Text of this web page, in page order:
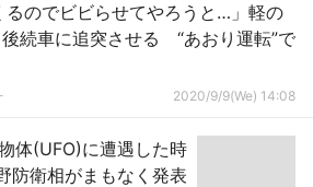
るのでビビらせてやろうと…」軽の
続車に追突させる “あおり運転”で
2020/9/9(We) 14:08
体(UFO)に遭遇した時
防衛相がまもなく発表